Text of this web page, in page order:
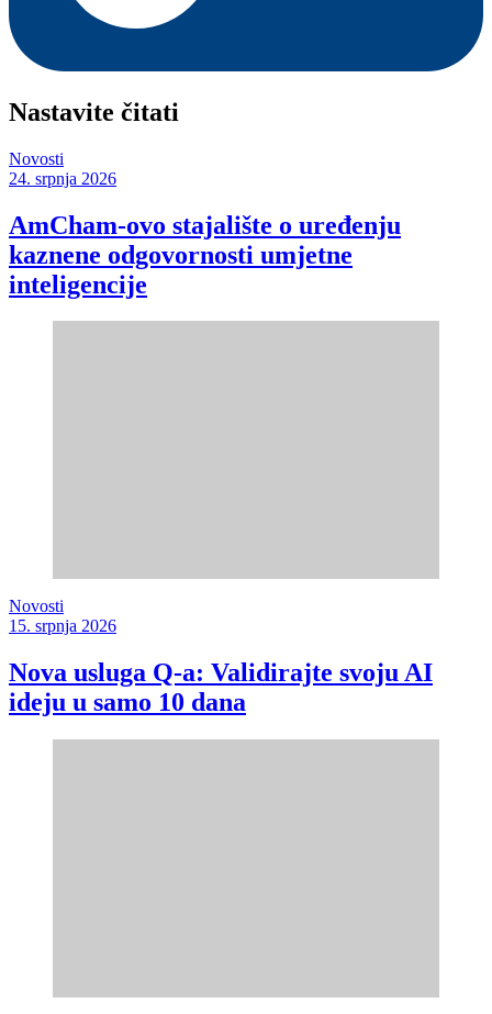
Nastavite čitati
Novosti
24. srpnja 2026
AmCham-ovo stajalište o uređenju
kaznene odgovornosti umjetne
inteligencije
Novosti
15. srpnja 2026
Nova usluga Q-a: Validirajte svoju AI
ideju u samo 10 dana